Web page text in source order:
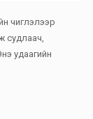
чиглэлээр
судлаач,
удаагийн